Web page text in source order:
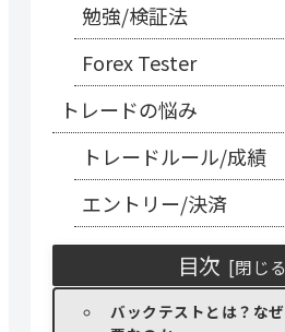
勉強/検証法
Forex Tester
トレードの悩み
トレードルール/成績
エントリー/決済
目次
バックテストとは？な